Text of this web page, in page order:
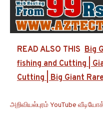
READ ALSO THIS Big
fishing and Cutting |
Cutting | Big Giant
அறிவியல்புரம் YouTube